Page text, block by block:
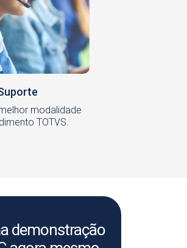
modalidade
TOTVS.
demonstração